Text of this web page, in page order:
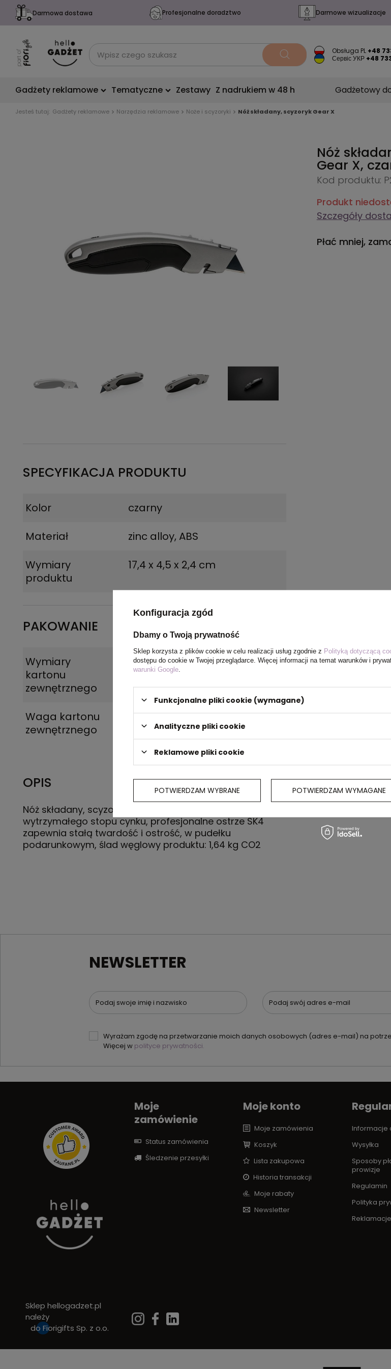
Darmowa dostawa Profesjonalne doradztwo Darmowe wizualizacje
Obsługa PL +48
Сервіс УКР +48
Gadżety reklamowe Tematyczne Zestawy Z nadrukiem w 48 h Gadżetowy
Jesteś tutaj: Gadżety reklamowe Narzędzia reklamowe Noże i scyzoryki Nóż składany, scyzoryk Gear X
SPECYFIKACJA PRODUKTU
Kolor
czarny
Materiał
zinc alloy, ABS
Wymiary
produktu
17,4 x 4,5 x 2,4 cm
PAKOWANIE
Wymiary
kartonu
zewnętrznego
43 x 26 x 35,5 cm
Waga kartonu
zewnętrznego
OPIS
Nóż składany, scyzoryk, posiada blokadę, wykonany z
wytrzymałego stopu cynku, profesjonalne ostrze SK4
zapewnia stałą twardość i ostrość, w pudełku
podarunkowym, ślad węglowy produktu: 1,64 kg CO2
Nóż
Gear X,
Kod produktu:
Produkt
Szczegóły
Płać mniej,
NEWSLETTER
Podaj swoje imię i nazwisko Podaj swój adres e-mail
Wyrażam zgodę na przetwarzanie moich danych osobowych (adres e-mail) na
Więcej w polityce prywatności.
Sklep hellogadzet.pl
należy
do Fiorigifts Sp. z o.o.
Moje
zamówienie
Status zamówienia
Śledzenie przesyłki
Moje konto
Moje zamówienia
Koszyk
Lista zakupowa
Historia transakcji
Moje rabaty
Newsletter
Informacje
Wysyłka
Sposoby
prowizje
Regulamin
Polityka
Konfiguracja zgód
Dbamy o Twoją prywatność
Sklep korzysta z plików cookie w celu realizacji usług zgodnie z Polityką dotyczącą
dostępu do cookie w Twojej przeglądarce. Więcej informacji na temat warunków i
warunki Google
Funkcjonalne pliki cookie (wymagane)
Analityczne pliki cookie
Reklamowe pliki cookie
POTWIERDZAM WYBRANE POTWIERDZAM WYMAGANE